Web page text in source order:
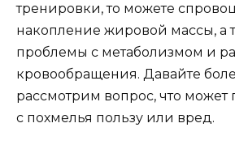
тренировки, то можете
накопление жировой массы, а
проблемы с метаболизмом и
кровообращения. Давайте
рассмотрим вопрос, что может
с похмелья пользу или вред.